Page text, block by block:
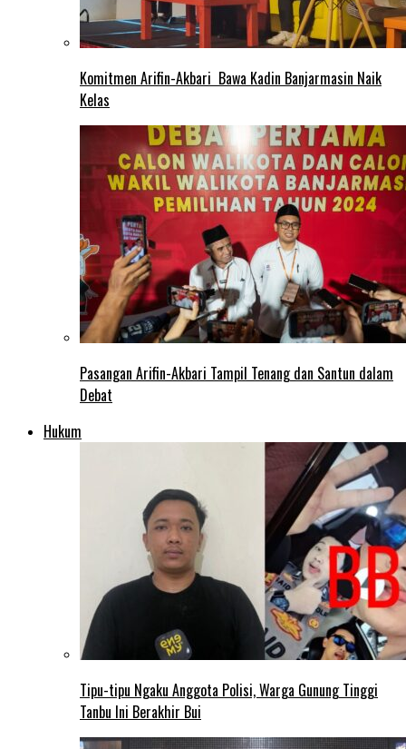
Komitmen Arifin-Akbari Bawa Kadin Banjarmasin Naik
Kelas
Pasangan Arifin-Akbari Tampil Tenang dan Santun dalam
Debat
Hukum
Tipu-tipu Ngaku Anggota Polisi, Warga Gunung Tinggi
Tanbu Ini Berakhir Bui